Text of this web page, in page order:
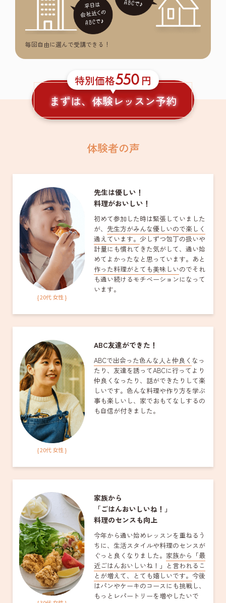
毎回自由に選んで受講できる！
特別価格550 円
まずは、体験レッスン予約
体験者の声
{ 20代 女性 }
先生は優しい！
料理がおいしい！
初めて参加した時は緊張していました
が、 先生方がみんな優しいので楽しく
通えています。 少しずつ包丁の扱いや
計量にも慣れてきた気がして、通い始
めてよかったなと思っています。あと
作った料理がとても美味しいのでそれ
も通い続けるモチベーションになって
います。
{ 20代 女性 }
ABC友達ができた！
ABCで出会った色んな人と仲良く なっ
たり、友達を誘ってABCに行ってより
仲良くなったり、話ができたりして楽
しいです。色んな料理や作り方を学ぶ
事も楽しいし、家でおもてなしするの
も自信が付きました。
家族から
「ごはんおいしいね！」
料理のセンスも向上
今年から通い始めレッスンを重ねるう
ちに、生活スタイルや料理のセンスが
ぐっと良くなりました。 家族から「最
近ごはんおいしいね！」と言われるこ
とが増えて、とても嬉しいです。 今後
はパンやケーキのコースにも挑戦し、
もっとレパートリーを増やしたいで